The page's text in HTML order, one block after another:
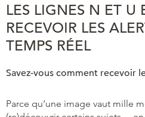
LES LIGNES N ET
RECEVOIR LES
TEMPS RÉEL
Savez-vous comment recevoir
Parce qu’une image vaut mille